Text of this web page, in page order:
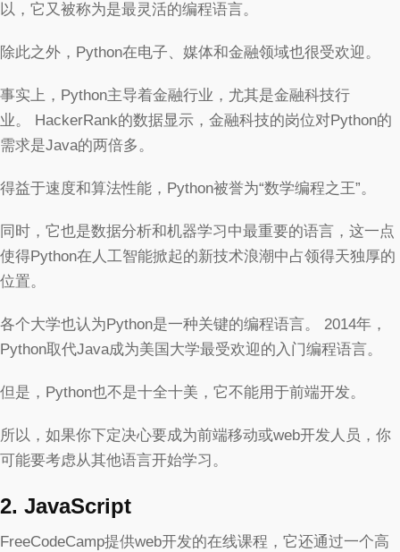
以，它又被称为是最灵活的编程语言。
除此之外，Python在电子、媒体和金融领域也很受欢迎。
事实上，Python主导着金融行业，尤其是金融科技行
业。 HackerRank的数据显示，金融科技的岗位对Python的
需求是Java的两倍多。
得益于速度和算法性能，Python被誉为“数学编程之王”。
同时，它也是数据分析和机器学习中最重要的语言，这一点
使得Python在人工智能掀起的新技术浪潮中占领得天独厚的
位置。
各个大学也认为Python是一种关键的编程语言。 2014年，
Python取代Java成为美国大学最受欢迎的入门编程语言。
但是，Python也不是十全十美，它不能用于前端开发。
所以，如果你下定决心要成为前端移动或web开发人员，你
可能要考虑从其他语言开始学习。
2. JavaScript
FreeCodeCamp提供web开发的在线课程，它还通过一个高